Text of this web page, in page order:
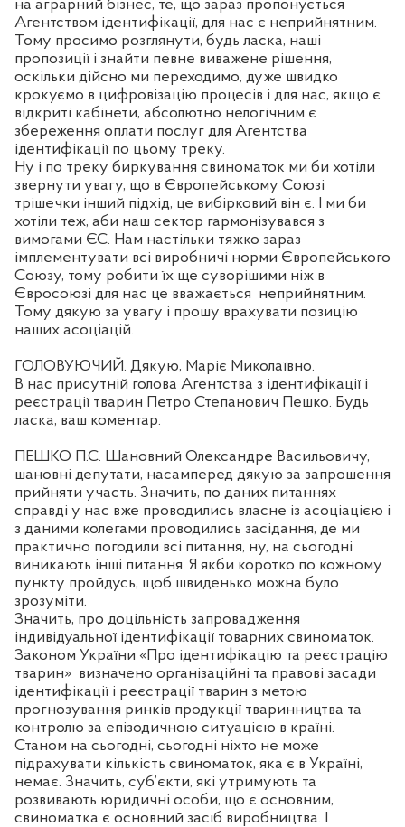
на аграрний бізнес, те, що зараз пропонується
Агентством ідентифікації, для нас є неприйнятним.
Тому просимо розглянути, будь ласка, наші
пропозиції і знайти певне виважене рішення,
оскільки дійсно ми переходимо, дуже швидко
крокуємо в цифровізацію процесів і для нас, якщо є
відкриті кабінети, абсолютно нелогічним є
збереження оплати послуг для Агентства
ідентифікації по цьому треку.
Ну і по треку биркування свиноматок ми би хотіли
звернути увагу, що в Європейському Союзі
трішечки інший підхід, це вибірковий він є. І ми би
хотіли теж, аби наш сектор гармонізувався з
вимогами ЄС. Нам настільки тяжко зараз
імплементувати всі виробничі норми Європейського
Союзу, тому робити їх ще суворішими ніж в
Євросоюзі для нас це вважається неприйнятним.
Тому дякую за увагу і прошу врахувати позицію
наших асоціацій.
ГОЛОВУЮЧИЙ. Дякую, Маріє Миколаївно.
В нас присутній голова Агентства з ідентифікації і
реєстрації тварин Петро Степанович Пешко. Будь
ласка, ваш коментар.
ПЕШКО П.С. Шановний Олександре Васильовичу,
шановні депутати, насамперед дякую за запрошення
прийняти участь. Значить, по даних питаннях
справді у нас вже проводились власне із асоціацією і
з даними колегами проводились засідання, де ми
практично погодили всі питання, ну, на сьогодні
виникають інші питання. Я якби коротко по кожному
пункту пройдусь, щоб швиденько можна було
зрозуміти.
Значить, про доцільність запровадження
індивідуальної ідентифікації товарних свиноматок.
Законом України «Про ідентифікацію та реєстрацію
тварин» визначено організаційні та правові засади
ідентифікації і реєстрації тварин з метою
прогнозування ринків продукції тваринництва та
контролю за епізодичною ситуацією в країні.
Станом на сьогодні, сьогодні ніхто не може
підрахувати кількість свиноматок, яка є в Україні,
немає. Значить, суб’єкти, які утримують та
розвивають юридичні особи, що є основним,
свиноматка є основний засіб виробництва. І